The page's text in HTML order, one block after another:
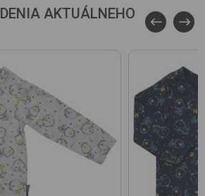
AKTUÁLNEHO